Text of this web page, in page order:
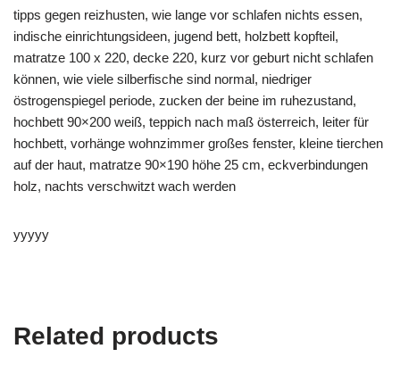
tipps gegen reizhusten, wie lange vor schlafen nichts essen,
indische einrichtungsideen, jugend bett, holzbett kopfteil,
matratze 100 x 220, decke 220, kurz vor geburt nicht schlafen
können, wie viele silberfische sind normal, niedriger
östrogenspiegel periode, zucken der beine im ruhezustand,
hochbett 90×200 weiß, teppich nach maß österreich, leiter für
hochbett, vorhänge wohnzimmer großes fenster, kleine tierchen
auf der haut, matratze 90×190 höhe 25 cm, eckverbindungen
holz, nachts verschwitzt wach werden
yyyyy
Related products